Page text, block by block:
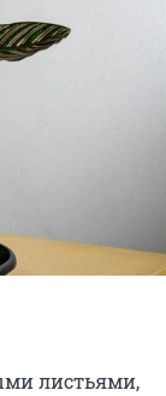
листьями,